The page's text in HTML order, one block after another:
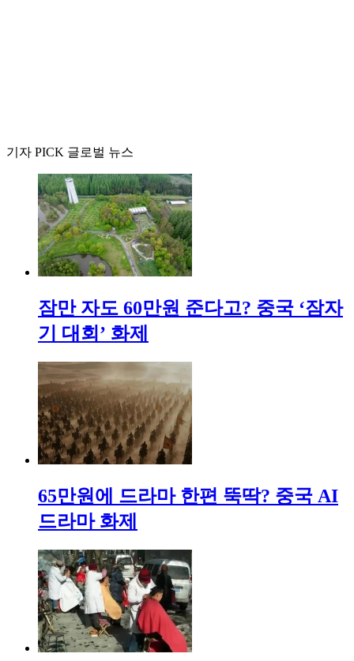
기자 PICK 글로벌 뉴스
잠만 자도 60만원 준다고? 중국 ‘잠자
기 대회’ 화제
65만원에 드라마 한편 뚝딱? 중국 AI
드라마 화제